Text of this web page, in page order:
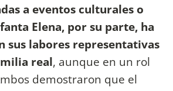
a eventos culturales o
Elena, por su parte, ha
sus labores representativas
real, aunque en un rol
demostraron que el